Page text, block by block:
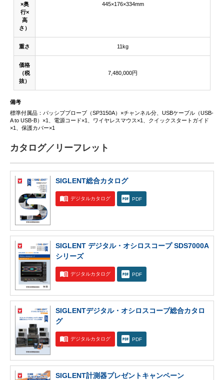
×奥
行×
高
さ）
445×176×334mm
重さ 11kg
価格
（税
抜）
7,480,000円
備考
標準付属品：パッシブプローブ（SP3150A）×チャンネル分、USBケーブル（USB-
A to USB-B）×1、電源コード×1、ワイヤレスマウス×1、クイックスタートガイド
×1、保護カバー×1
カタログ／リーフレット
SIGLENT総合カタログ
デジタルカタログ PDF
SIGLENT デジタル・オシロスコープ SDS7000A
シリーズ
デジタルカタログ PDF
SIGLENTデジタル・オシロスコープ総合カタロ
グ
デジタルカタログ PDF
SIGLENT計測器プレゼントキャンペーン